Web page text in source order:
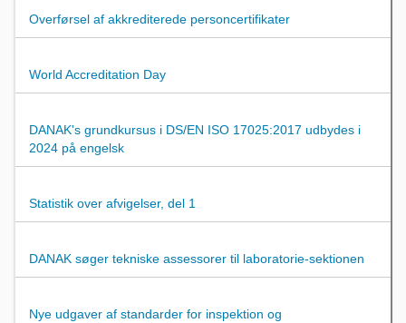
Overførsel af akkrediterede personcertifikater
World Accreditation Day
DANAK's grundkursus i DS/EN ISO 17025:2017 udbydes i
2024 på engelsk
Statistik over afvigelser, del 1
DANAK søger tekniske assessorer til laboratorie-sektionen
Nye udgaver af standarder for inspektion og